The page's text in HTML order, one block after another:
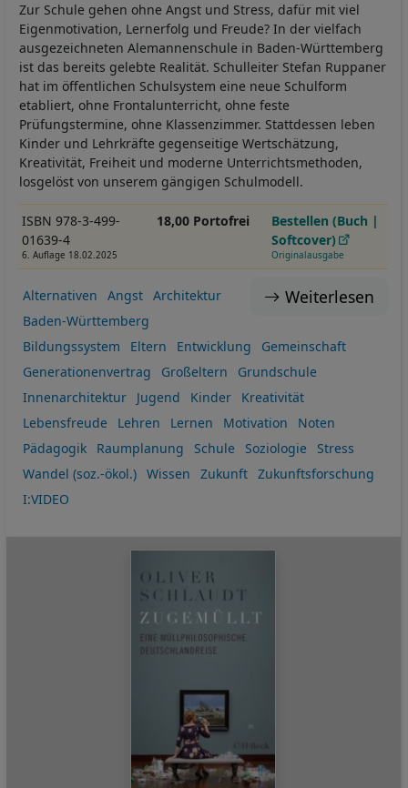
Zur Schule gehen ohne Angst und Stress, dafür mit viel
Eigenmotivation, Lernerfolg und Freude? In der vielfach
ausgezeichneten Alemannenschule in Baden-Württemberg
ist das bereits gelebte Realität. Schulleiter Stefan Ruppaner
hat im öffentlichen Schulsystem eine neue Schulform
etabliert, ohne Frontalunterricht, ohne feste
Prüfungstermine, ohne Klassenzimmer. Stattdessen leben
Kinder und Lehrkräfte gegenseitige Wertschätzung,
Kreativität, Freiheit und moderne Unterrichtsmethoden,
losgelöst von unserem gängigen Schulmodell.
ISBN 978-3-499-
01639-4
6. Auflage 18.02.2025
18,00 Portofrei
Bestellen (Buch |
Softcover)
Originalausgabe
Weiterlesen
Alternativen Angst
Architektur
Baden-Württemberg
Bildungssystem
Eltern Entwicklung
Gemeinschaft
Generationenvertrag
Großeltern
Grundschule
Innenarchitektur
Jugend Kinder
Kreativität
Lebensfreude
Lehren Lernen Motivation
Noten
Pädagogik
Raumplanung Schule Soziologie
Stress
Wandel (soz.-ökol.)
Wissen Zukunft
Zukunftsforschung
I:VIDEO